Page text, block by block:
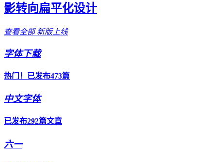
影转向扁平化设计
查看全部 新版上线
字体下载
热门！已发布473篇
中文字体
已发布292篇文章
六一